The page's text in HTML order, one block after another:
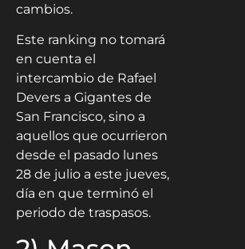
cambios.
Este ranking no tomará
en cuenta el
intercambio de Rafael
Devers a Gigantes de
San Francisco, sino a
aquellos que ocurrieron
desde el pasado lunes
28 de julio a este jueves,
día en que terminó el
periodo de traspasos.